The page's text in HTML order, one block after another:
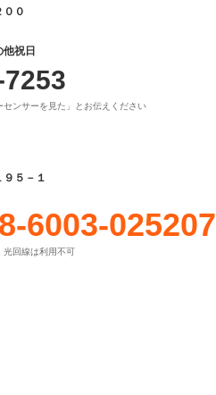
０
祝日
ンサーを見た」とお伝えください
５－１
6003-025207
回線は利用不可